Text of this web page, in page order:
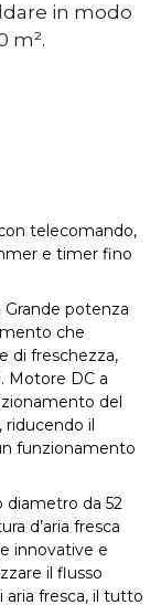
in modo
m².
telecomando,
e timer fino
potenza
che
di freschezza,
Motore DC a
del
riducendo il
funzionamento
diametro da 52
d’aria fresca
innovative e
il flusso
aria fresca, il tutto